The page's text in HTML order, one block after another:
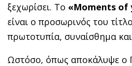
ξεχωρίσει. Το «Moments of
είναι ο προσωρινός του
πρωτοτυπία, συναίσθημα
Ωστόσο, όπως αποκάλυψε ο